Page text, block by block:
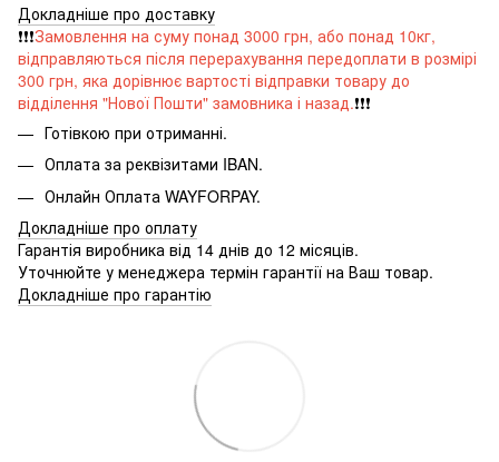
Докладніше про доставку
❗️❗️❗️Замовлення на суму понад 3000 грн, або понад 10кг,
відправляються після перерахування передоплати в розмірі
300 грн, яка дорівнює вартості відправки товару до
відділення "Нової Пошти" замовника і назад.❗️❗️❗️
Готівкою при отриманні.
Оплата за реквізитами IBAN.
Онлайн Оплата WAYFORPAY.
Докладніше про оплату
Гарантія виробника від 14 днів до 12 місяців.
Уточнюйте у менеджера термін гарантії на Ваш товар.
Докладніше про гарантію